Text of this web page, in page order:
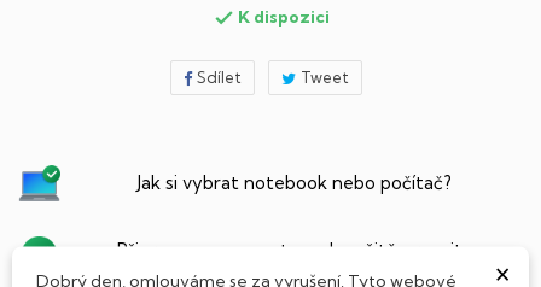
 K dispozici
Sdílet Tweet
Jak si vybrat notebook nebo počítač?
Připraveno - zapnete a okamžitě pracujte
×
Dobrý den, omlouváme se za vyrušení. Tyto webové